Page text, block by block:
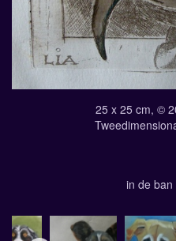
25 x 25 cm, ©
in de ban